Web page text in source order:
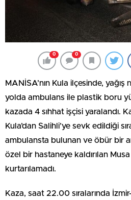
0 0
MANİSA’nın Kula ilçesinde,
yolda ambulans ile plastik boru
kazada 4 sıhhat işçisi yaralandı.
Kula’dan Salihli’ye sevk edildiği
ambulansta bulunan ve öbür bir
özel bir hastaneye kaldırılan
kurtarılamadı.
Kaza, saat 22.00 sıralarında